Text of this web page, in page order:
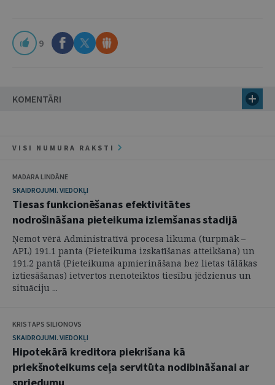
9
KOMENTĀRI
VISI NUMURA RAKSTI
MADARA LINDĀNE
SKAIDROJUMI. VIEDOKĻI
Tiesas funkcionēšanas efektivitātes
nodrošināšana pieteikuma izlemšanas stadijā
Ņemot vērā Administratīvā procesa likuma (turpmāk –
APL) 191.1 panta (Pieteikuma izskatīšanas atteikšana) un
191.2 pantā (Pieteikuma apmierināšana bez lietas tālākas
iztiesāšanas) ietvertos nenoteiktos tiesību jēdzienus un
situāciju ...
KRISTAPS SILIONOVS
SKAIDROJUMI. VIEDOKĻI
Hipotekārā kreditora piekrišana kā
priekšnoteikums ceļa servitūta nodibināšanai ar